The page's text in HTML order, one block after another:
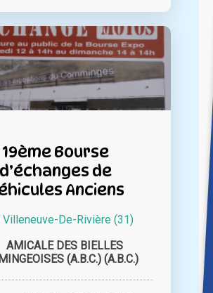
19ème Bourse
d’échanges de
Anciens
Villeneuve-De-Rivière (31)
AMICALE DES BIELLES
(A.B.C.) (A.B.C.)